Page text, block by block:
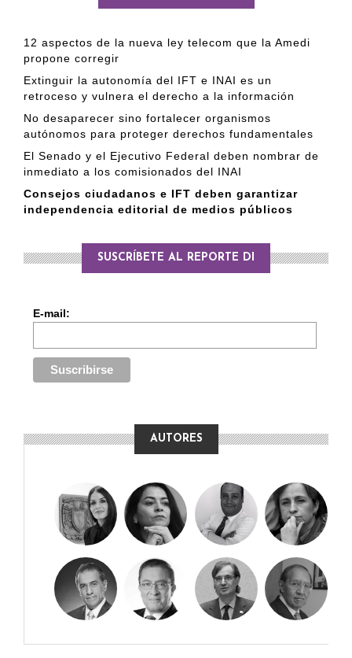
12 aspectos de la nueva ley telecom que la Amedi
propone corregir
Extinguir la autonomía del IFT e INAI es un
retroceso y vulnera el derecho a la información
No desaparecer sino fortalecer organismos
autónomos para proteger derechos fundamentales
El Senado y el Ejecutivo Federal deben nombrar de
inmediato a los comisionados del INAI
Consejos ciudadanos e IFT deben garantizar
independencia editorial de medios públicos
SUSCRÍBETE AL REPORTE DI
E-mail:
AUTORES